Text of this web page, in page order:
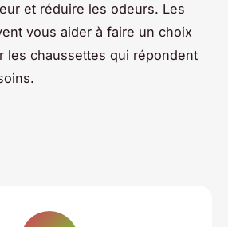
et réduire les odeurs. Les
vous aider à faire un choix
les chaussettes qui répondent